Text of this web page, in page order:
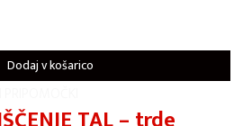
Dodaj v košarico